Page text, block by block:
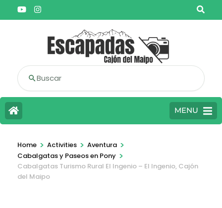
Buscar
MENU
Home > Activities > Aventura >
Cabalgatas y Paseos en Pony >
Cabalgatas Turismo Rural El Ingenio – El Ingenio, Cajón
del Maipo